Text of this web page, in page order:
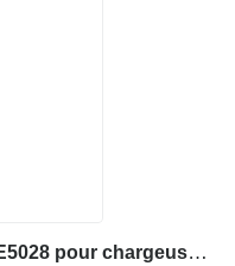
Vérin hydraulique Caterpillar 6E5028 pour chargeuse sur pneus Caterpillar 966G, 966G II, 966H, 972G, 972G II, 972H 966H, 972H 928HZ, 930G